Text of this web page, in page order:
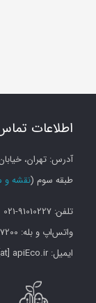
اطلاعات
طبقه سوم (نقشه و
تلفن: 91010227-021
واتس‌اپ و بله: 09107807200
ایمیل: info [at] apiEco.ir